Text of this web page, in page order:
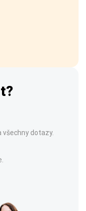
všechny dotazy.